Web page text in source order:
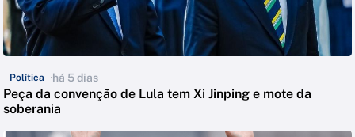
Política há 5 dias
Peça da convenção de Lula tem Xi Jinping e mote da
soberania